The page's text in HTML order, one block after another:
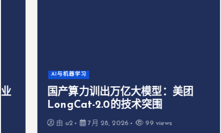
AI与机器学习
国产算力训出万亿大模型：美团
LongCat-2.0的技术突围
7月 28, 2026 99 views